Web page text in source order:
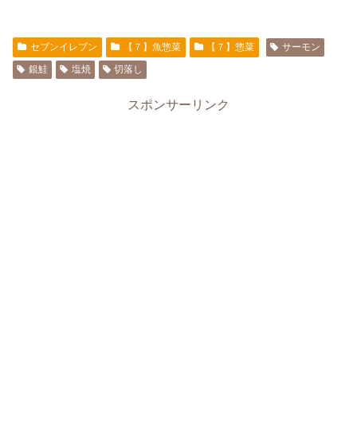
セブンイレブン 【７】魚惣菜 【７】惣菜
サーモン
銀鮭
塩焼 切落し
スポンサーリンク